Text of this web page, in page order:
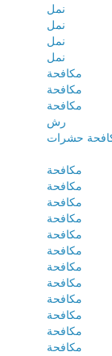
نمل
نمل
نمل
نمل
مكافحة
مكافحة
مكافحة
رش
حشرات
مكافحة
مكافحة
مكافحة
مكافحة
مكافحة
مكافحة
مكافحة
مكافحة
مكافحة
مكافحة
مكافحة
مكافحة